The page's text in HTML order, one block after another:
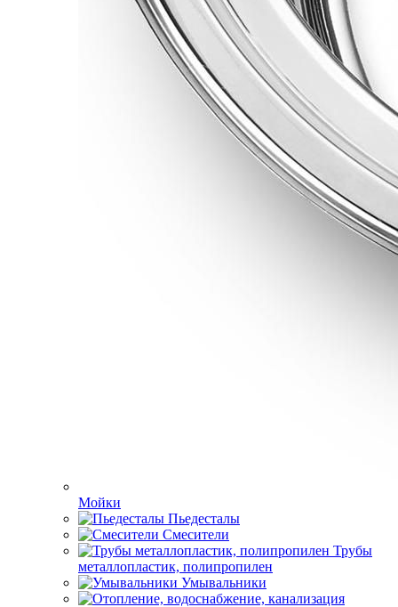
Мойки
Пьедесталы
Смесители
Трубы
металлопластик, полипропилен
Умывальники